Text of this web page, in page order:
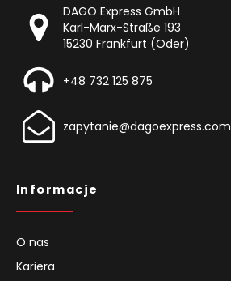
DAGO Express GmbH
Karl-Marx-Straße 193
15230 Frankfurt (Oder)
+48 732 125 875
zapytanie@dagoexpress.com
Informacje
O nas
Kariera